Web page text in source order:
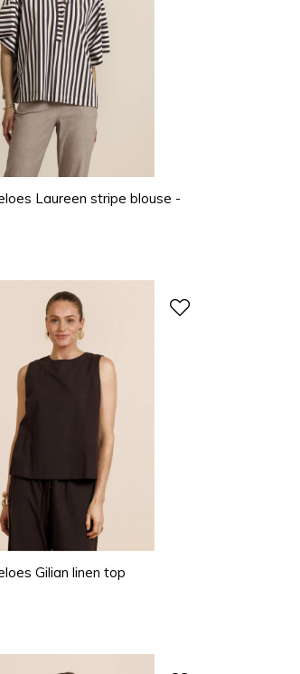
Laureen stripe blouse -
Gilian linen top